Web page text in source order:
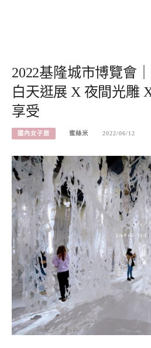
2022基隆城市博覽會｜
白天逛展 X 夜間光雕
享受
國內女子旅 蜜絲米 2022/06/12